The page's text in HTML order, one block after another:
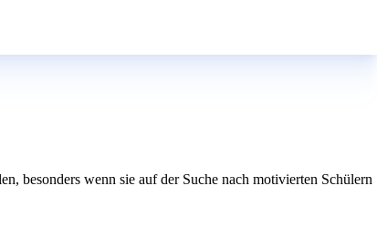
besonders wenn sie auf der Suche nach motivierten Schülern